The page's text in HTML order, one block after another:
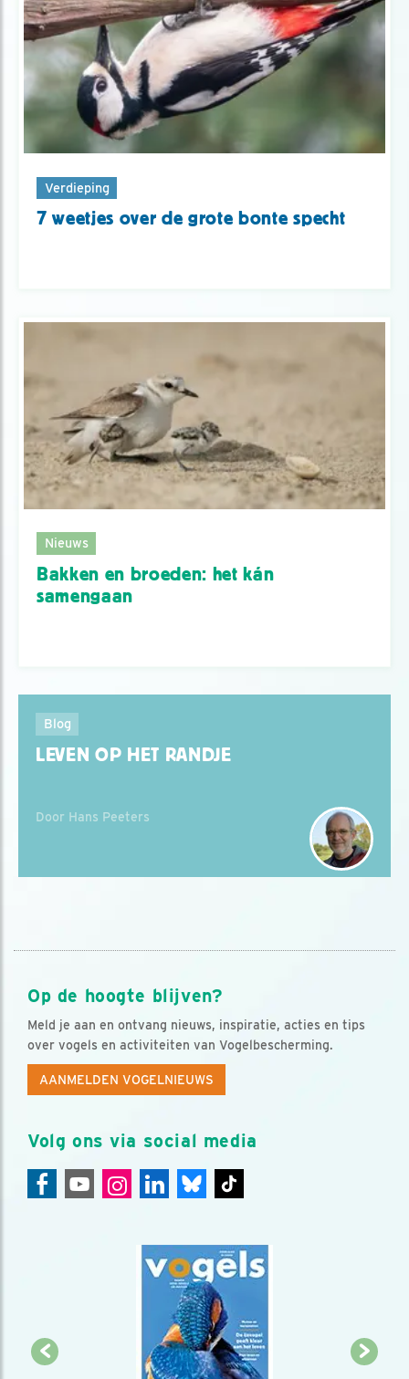
Verdieping
7 weetjes over de grote bonte specht
Nieuws
Bakken en broeden: het kán
samengaan
Blog
LEVEN OP HET RANDJE
Door Hans Peeters
Op de hoogte blijven?
Meld je aan en ontvang nieuws, inspiratie, acties en tips
over vogels en activiteiten van Vogelbescherming.
AANMELDEN VOGELNIEUWS
Volg ons via social media